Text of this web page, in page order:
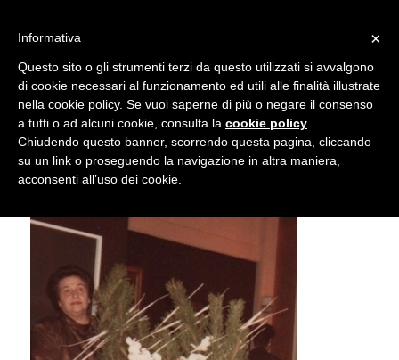
Anna Monari Carpanelli
accetta l'uso dei cookies previsto nella pagina dedicata.
Fai clic per abilitare/disabilitare il tracciamento di
Google Analytics.
OK Privacy e cookie policy
×
Informativa
Questo sito o gli strumenti terzi da questo utilizzati si avvalgono
di cookie necessari al funzionamento ed utili alle finalità illustrate
nella cookie policy. Se vuoi saperne di più o negare il consenso
a tutti o ad alcuni cookie, consulta la cookie policy
Chiudendo questo banner, scorrendo questa pagina, cliccando
su un link o proseguendo la navigazione in altra maniera,
acconsenti all’uso dei cookie.